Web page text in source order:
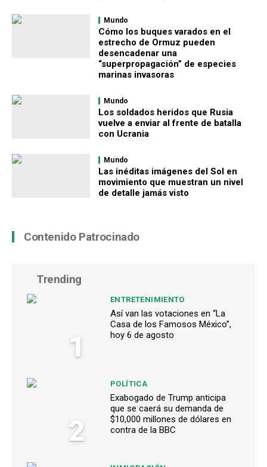
Mundo
Cómo los buques varados en el
estrecho de Ormuz pueden
desencadenar una
“superpropagación” de especies
marinas invasoras
Mundo
Los soldados heridos que Rusia
vuelve a enviar al frente de batalla
con Ucrania
Mundo
Las inéditas imágenes del Sol en
movimiento que muestran un nivel
de detalle jamás visto
Contenido Patrocinado
Trending
1
ENTRETENIMIENTO
Así van las votaciones en “La
Casa de los Famosos México”,
hoy 6 de agosto
2
POLÍTICA
Exabogado de Trump anticipa
que se caerá su demanda de
$10,000 millones de dólares en
contra de la BBC